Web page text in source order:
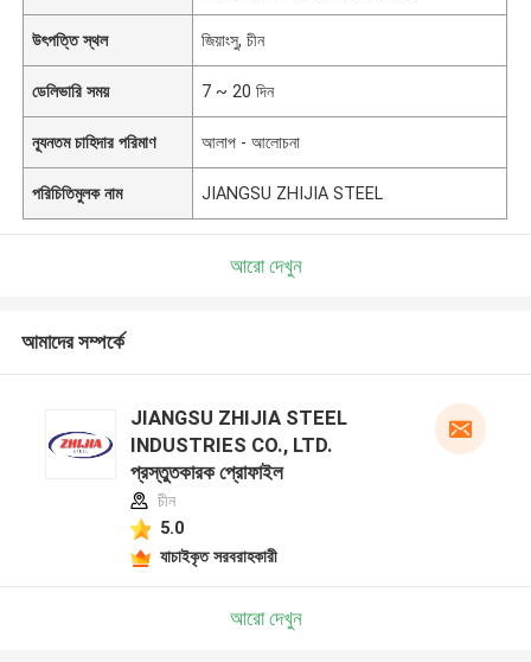
উৎপত্তি স্থল জিয়াংসু, চীন
ডেলিভারি সময় 7 ~ 20 দিন
ন্যূনতম চাহিদার পরিমাণ আলাপ - আলোচনা
পরিচিতিমুলক নাম JIANGSU ZHIJIA STEEL
আরো দেখুন
আমাদের সম্পর্কে
JIANGSU ZHIJIA STEEL
INDUSTRIES CO., LTD.
প্রস্তুতকারক প্রোফাইল
চীন
5.0
যাচাইকৃত সরবরাহকারী
আরো দেখুন